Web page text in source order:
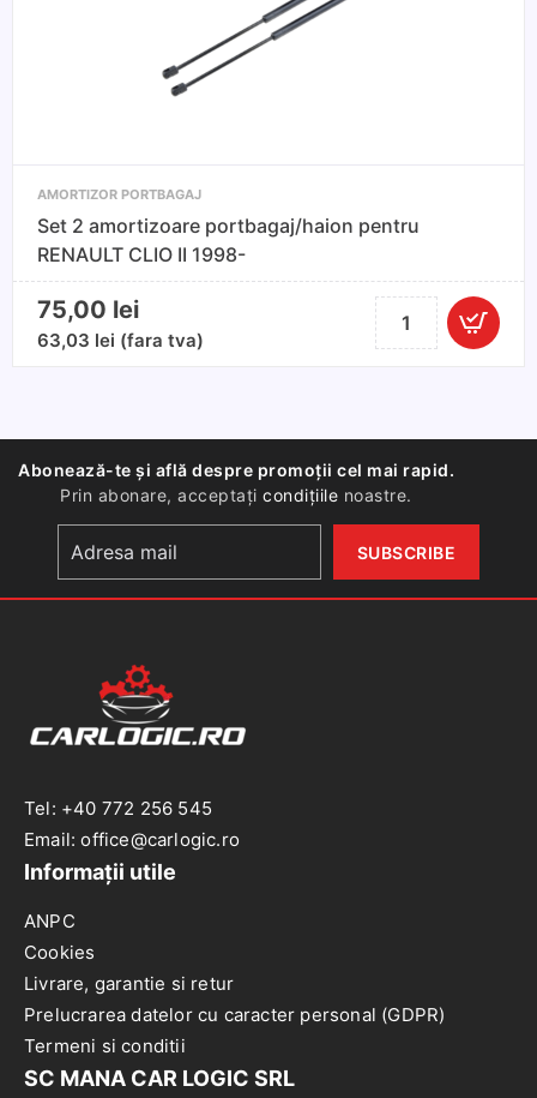
AMORTIZOR PORTBAGAJ
Set 2 amortizoare portbagaj/haion pentru
RENAULT CLIO II 1998-
75,00 lei
63,03 lei (fara tva)
Cantitate
Set
RENAULT
II
Abonează-te și află despre promoții cel mai rapid.
Prin abonare, acceptațicondițiile noastre.
Tel: +40 772 256 545
Email: office@carlogic.ro
Informații utile
ANPC
Cookies
Livrare, garantie si retur
Prelucrarea datelor cu caracter personal (GDPR)
Termeni si conditii
SC MANA CAR LOGIC SRL